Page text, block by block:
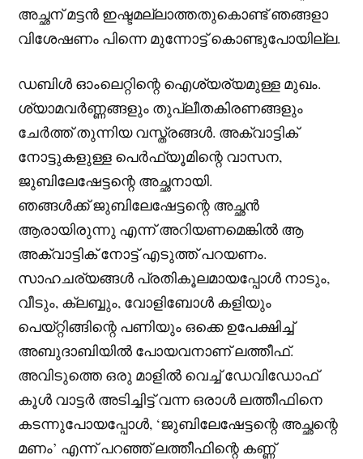
അച്ഛന് മട്ടൻ ഇഷ്ടമല്ലാത്തതുകൊണ്ട് ഞങ്ങളാ
വിശേഷണം പിന്നെ മുന്നോട്ട് കൊണ്ടുപോയില്ല.
ഡബിൾ ഓംലെറ്റിന്റെ ഐശ്യര്യമുള്ള മുഖം.
ശ്യാമവർണ്ണങ്ങളും തുപ്ലീതകിരണങ്ങളും
ചേർത്ത് തുന്നിയ വസ്ത്രങ്ങൾ. അക്വാട്ടിക്
നോട്ടുകളുള്ള പെർഫ്യൂമിന്റെ വാസന,
ജുബിലേഷേട്ടന്റെ അച്ഛനായി.
ഞങ്ങൾക്ക് ജുബിലേഷേട്ടന്റെ അച്ഛൻ
ആരായിരുന്നു എന്ന് അറിയണമെങ്കിൽ ആ
അക്വാട്ടിക് നോട്ട് എടുത്ത് പറയണം.
സാഹചര്യങ്ങൾ പ്രതികൂലമായപ്പോൾ നാടും,
വീടും, ക്ലബ്ബും, വോളിബോൾ കളിയും
പെയ്റ്റിങ്ങിന്റെ പണിയും ഒക്കെ ഉപേക്ഷിച്ച്
അബുദാബിയിൽ പോയവനാണ് ലത്തീഫ്.
അവിടുത്തെ ഒരു മാളിൽ വെച്ച് ഡേവിഡോഫ്
കൂൾ വാട്ടർ അടിച്ചിട്ട് വന്ന ഒരാൾ ലത്തീഫിനെ
കടന്നുപോയപ്പോൾ, ‘ജുബിലേഷേട്ടന്റെ അച്ഛന്റെ
മണം’ എന്ന് പറഞ്ഞ് ലത്തീഫിന്റെ കണ്ണ്